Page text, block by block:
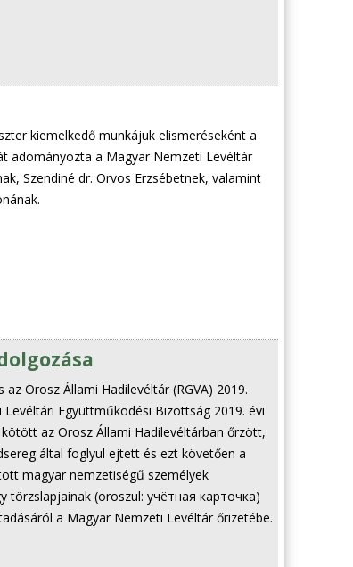
kiemelkedő munkájuk elismeréseként a
adományozta a Magyar Nemzeti Levéltár
Szendiné dr. Orvos Erzsébetnek, valamint
Orosz Állami Hadilevéltár (RGVA) 2019.
Együttműködési Bizottság 2019. évi
az Orosz Állami Hadilevéltárban őrzött,
által foglyul ejtett és ezt követően a
magyar nemzetiségű személyek
(oroszul: учётная карточка)
a Magyar Nemzeti Levéltár őrizetébe.